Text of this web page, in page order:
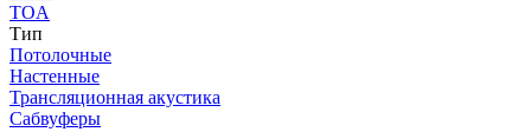
TOA
Тип
Потолочные
Настенные
Трансляционная акустика
Сабвуферы